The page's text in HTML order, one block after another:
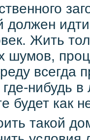
должен
Жить
всегда
нибудь
будет как
такой